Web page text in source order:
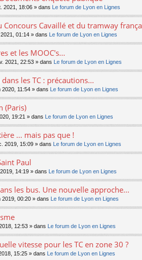
2021, 18:06 » dans Le forum de Lyon en Lignes
Concours Cavaillé et du tramway
01:14 » dans Le forum de Lyon en Lignes
et les MOOC's...
2021, 22:53 » dans Le forum de Lyon en Lignes
les TC : précautions...
2020, 11:54 » dans Le forum de Lyon en Lignes
(Paris)
19:21 » dans Le forum de Lyon en Lignes
... mais pas que !
2019, 15:09 » dans Le forum de Lyon en Lignes
Paul
14:19 » dans Le forum de Lyon en Lignes
les bus. Une nouvelle approche...
2019, 00:20 » dans Le forum de Lyon en Lignes
12:53 » dans Le forum de Lyon en Lignes
vitesse pour les TC en zone 30 ?
15:25 » dans Le forum de Lyon en Lignes